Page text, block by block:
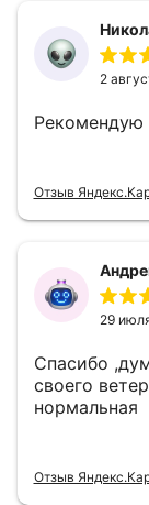
2
Рекомендую
Отзыв
29
Спасибо
своего
нормальная
Отзыв